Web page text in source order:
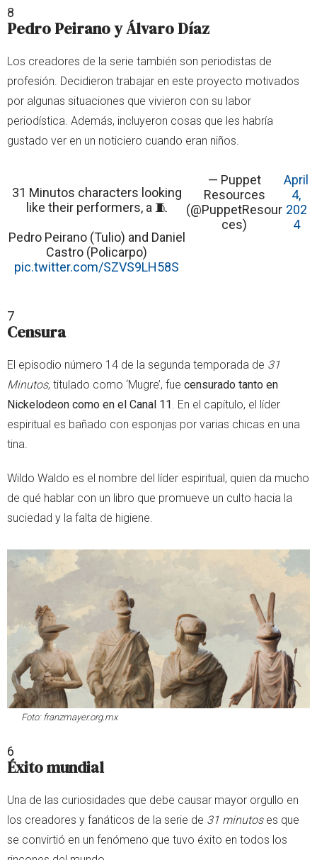
8
Pedro Peirano y Álvaro Díaz
Los creadores de la serie también son periodistas de
profesión. Decidieron trabajar en este proyecto motivados
por algunas situaciones que vivieron con su labor
periodística. Además, incluyeron cosas que les habría
gustado ver en un noticiero cuando eran niños.
31 Minutos characters looking
like their performers, a 🧵
Pedro Peirano (Tulio) and Daniel
Castro (Policarpo)
pic.twitter.com/SZVS9LH58S
— Puppet
Resources
(@PuppetResour
ces)
April
4,
202
4
7
Censura
El episodio número 14 de la segunda temporada de 31
Minutos, titulado como ‘Mugre’, fue censurado tanto en
Nickelodeon como en el Canal 11 . En el capítulo, el líder
espiritual es bañado con esponjas por varias chicas en una
tina.
Wildo Waldo es el nombre del líder espiritual, quien da mucho
de qué hablar con un libro que promueve un culto hacia la
suciedad y la falta de higiene.
Foto: franzmayer.org.mx
6
Éxito mundial
Una de las curiosidades que debe causar mayor orgullo en
los creadores y fanáticos de la serie de 31 minutoses que
se convirtió en un fenómeno que tuvo éxito en todos los